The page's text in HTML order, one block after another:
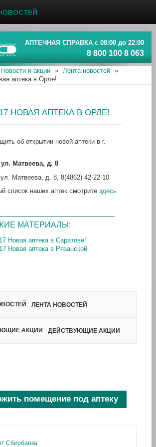
АПТЕЧНАЯ СПРАВКА с 08:00 до 22:00
8 800 100 8 063
Новости и акции » Лента новостей
»
аптека в Орле!
НОВАЯ АПТЕКА В ОРЛЕ!
об открытии новой аптеки в г.
ул. Матвеева, д. 8
список наших аптек смотрите здесь
МАТЕРИАЛЫ:
Новая аптека в Саратове!
Новая аптека в Рязанской
ЛЕНТА НОВОСТЕЙ
ДЕЙСТВУЮЩИЕ АКЦИИ
помещение под аптеку